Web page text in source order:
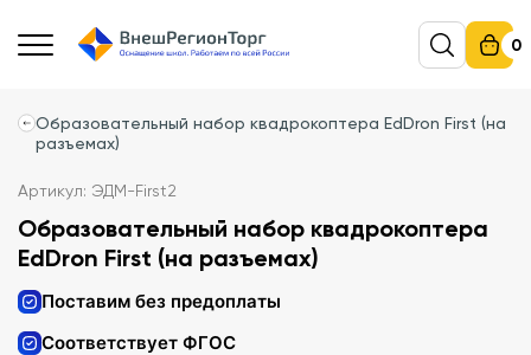
0
Образовательный набор квадрокоптера EdDron First (на
разъемах)
Артикул: ЭДМ-First2
Образовательный набор квадрокоптера
EdDron First (на разъемах)
Поставим без предоплаты
Соответствует ФГОС